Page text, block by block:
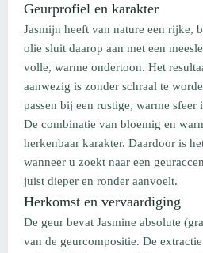
Geurprofiel en karakter
Jasmijn heeft van nature een rijke,
olie sluit daarop aan met een
volle, warme ondertoon. Het
aanwezig is zonder schraal te
passen bij een rustige, warme sfeer
De combinatie van bloemig en
herkenbaar karakter. Daardoor is
wanneer u zoekt naar een
juist dieper en ronder aanvoelt.
Herkomst en vervaardiging
De geur bevat Jasmine absolute
van de geurcompositie. De